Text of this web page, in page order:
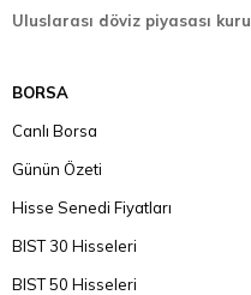
Uluslarası döviz piyasası kuru
BORSA
Canlı Borsa
Günün Özeti
Hisse Senedi Fiyatları
BIST 30 Hisseleri
BIST 50 Hisseleri